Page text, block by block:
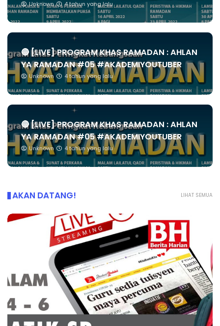
Unknown 4 tahun yang lalu
🔴 [LIVE] PROGRAM KHAS RAMADAN : AHLAN
YA RAMADAN #05 #AKADEMIYOUTUBER
Unknown 4 tahun yang lalu
🔴 [LIVE] PROGRAM KHAS RAMADAN : AHLAN
YA RAMADAN #05 #AKADEMIYOUTUBER
Unknown 4 tahun yang lalu
LIHAT SEMUA
AKAN DATANG!